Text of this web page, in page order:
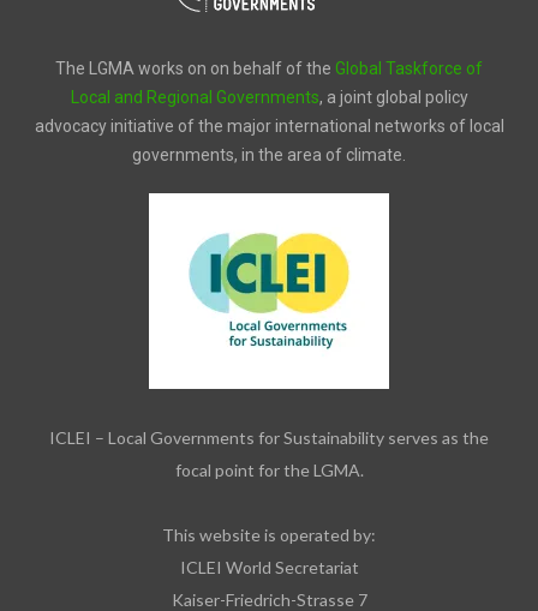
The LGMA works on on behalf of the Global Taskforce of
Local and Regional Governments, a joint global policy
advocacy initiative of the major international networks of local
governments, in the area of climate.
ICLEI – Local Governments for Sustainability serves as the
focal point for the LGMA.
This website is operated by:
ICLEI World Secretariat
Kaiser-Friedrich-Strasse 7